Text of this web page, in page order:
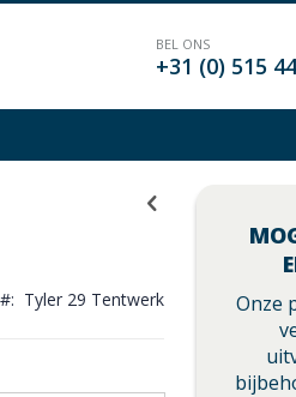
BEL ONS
+31 (0) 515
Tyler 29 Tentwerk
Onze